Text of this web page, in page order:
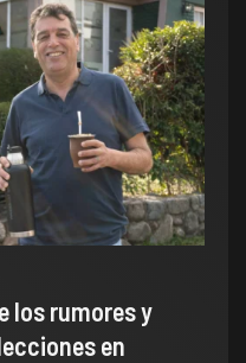
los rumores y
en